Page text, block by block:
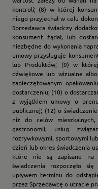
kontroli; (8) w której
niego przyjechał w celu
Sprzedawca świadczy
konsument żądał, lub
niezbędne do wykonania
umowy przysługuje
lub Produktów; (9) w
dźwiękowe lub wizualne
zapieczętowanym
dostarczeniu; (10) o
z wyjątkiem umowy o
publicznej; (12) o
niż do celów
gastronomii, usług
rozrywkowymi, sportowymi
dzień lub okres świadczenia
które nie są zapisane na
świadczenia rozpoczęło
upływem terminu do
przez Sprzedawcę o utracie